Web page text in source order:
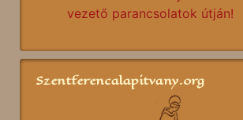
vezető parancsolatok útján!
Szentferencalapitvany.org